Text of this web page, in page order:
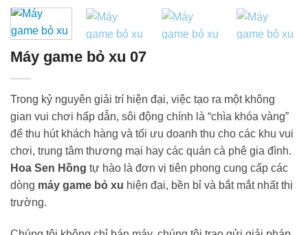
Máy game bỏ xu 07
Trong kỷ nguyên giải trí hiện đại, việc tạo ra một không
gian vui chơi hấp dẫn, sôi động chính là “chìa khóa vàng”
để thu hút khách hàng và tối ưu doanh thu cho các khu vui
chơi, trung tâm thương mại hay các quán cà phê gia đình.
Hoa Sen Hồng tự hào là đơn vị tiên phong cung cấp các
dòng máy game bỏ xu hiện đại, bền bỉ và bắt mắt nhất thị
trường.